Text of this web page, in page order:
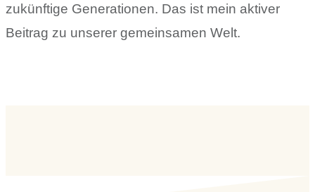
zukünftige Generationen. Das ist mein aktiver
Beitrag zu unserer gemeinsamen Welt.